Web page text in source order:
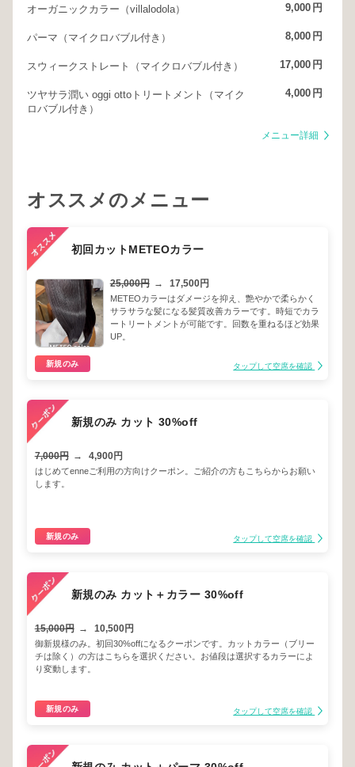
オーガニックカラー（villalodola） 9,000 円
パーマ（マイクロバブル付き） 8,000 円
スウィークストレート（マイクロバブル付き） 17,000 円
ツヤサラ潤い oggi ottoトリートメント（マイク
ロバブル付き）
4,000 円
メニュー詳細
オススメのメニュー
初回カットMETEOカラー
25,000円 → 17,500円
METEOカラーはダメージを抑え、艶やかで柔らかく
サラサラな髪になる髪質改善カラーです。時短でカラ
ートリートメントが可能です。回数を重ねるほど効果
UP。
新規のみ タップして空席を確認
新規のみ カット 30%off
7,000円 → 4,900円
はじめてenneご利用の方向けクーポン。ご紹介の方もこちらからお願い
します。
新規のみ タップして空席を確認
新規のみ カット＋カラー 30%off
15,000円 → 10,500円
御新規様のみ。初回30%offになるクーポンです。カットカラー（ブリー
チは除く）の方はこちらを選択ください。お値段は選択するカラーによ
り変動します。
新規のみ タップして空席を確認